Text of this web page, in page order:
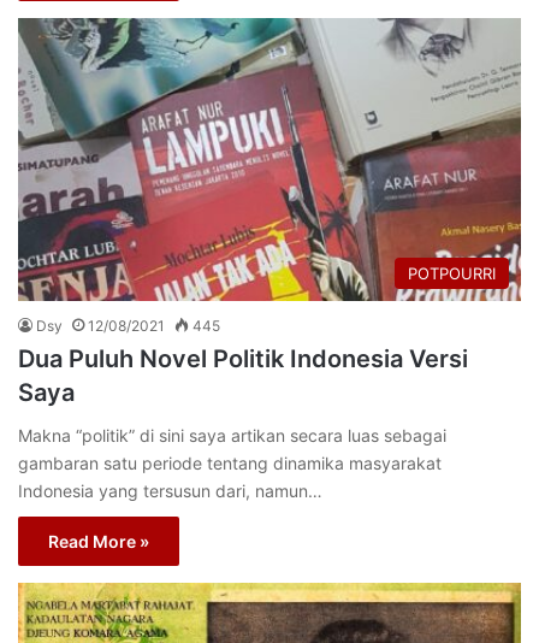
POTPOURRI
Dsy 12/08/2021 445
Dua Puluh Novel Politik Indonesia Versi
Saya
Makna “politik” di sini saya artikan secara luas sebagai
gambaran satu periode tentang dinamika masyarakat
Indonesia yang tersusun dari, namun…
Read More »